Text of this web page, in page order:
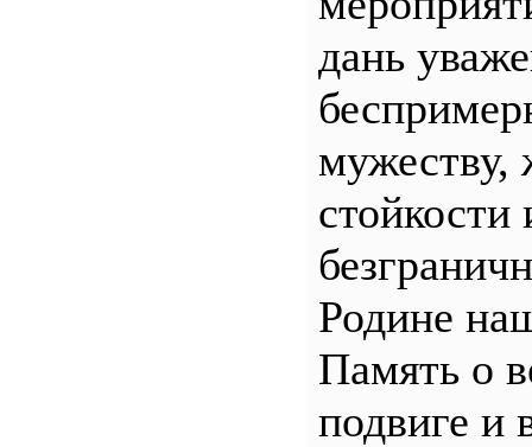
дань
мужеству,
стойкости
Родине
Память о
подвиге и